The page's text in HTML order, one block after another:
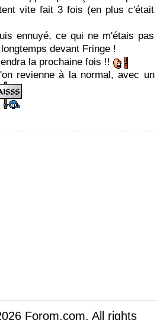
vite fait 3 fois (en plus c'était
ennuyé, ce qui ne m'étais pas
devant Fringe !
la prochaine fois !!
revienne à la normal, avec un
Forom.com. All rights